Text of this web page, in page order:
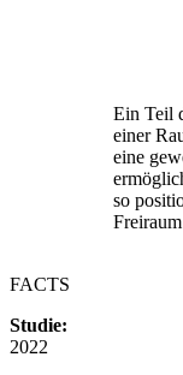
Ein Teil
einer
eine
so
FACTS
Studie:
2022